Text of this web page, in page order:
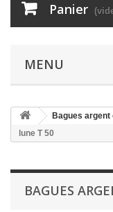
Panier
MENU
Bagues argent
lune T 50
BAGUES